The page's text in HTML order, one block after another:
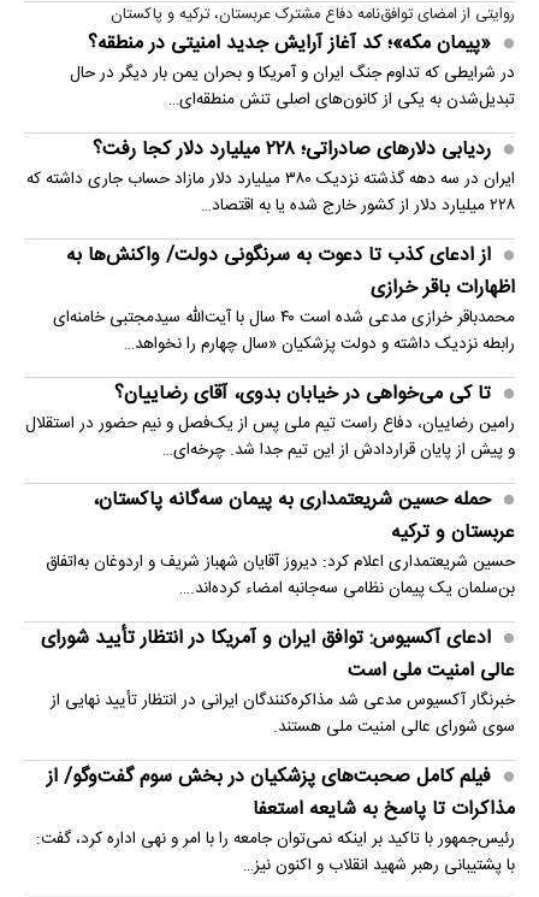
روایتی از امضای توافق‌نامه دفاع مشترک عربستان، ترکیه و پاکستان
«پیمان مکه»؛ کد آغاز آرایش جدید امنیتی در منطقه؟
در شرایطی که تداوم جنگ ایران و آمریکا و بحران یمن بار دیگر در حال
تبدیل‌شدن به یکی از کانون‌های اصلی تنش منطقه‌ای…
ردیابی دلارهای صادراتی؛ ۲۲۸ میلیارد دلار کجا رفت؟
ایران در سه دهه گذشته نزدیک ۳۸۰ میلیارد دلار مازاد حساب جاری داشته که
۲۲۸ میلیارد دلار از کشور خارج شده یا به اقتصاد…
از ادعای کذب تا دعوت به سرنگونی دولت/ واکنش‌ها به
اظهارات باقر خرازی‌
محمدباقر خرازی مدعی شده است ۴۰ سال با آیت‌الله سیدمجتبی خامنه‌ای
رابطه نزدیک داشته و دولت پزشکیان «سال چهارم را نخواهد…
تا کی می‌خواهی در خیابان بدوی، آقای رضاییان؟
رامین رضاییان، دفاع راست تیم ملی پس از یک‌فصل و نیم حضور در استقلال
و پیش از پایان قراردادش از این تیم جدا شد. چرخه‌ای…
حمله حسین شریعتمداری به پیمان سه‌گانه پاکستان،
عربستان و ترکیه
حسین شریعتمداری اعلام کرد: دیروز آقایان شهباز شریف و اردوغان به‌اتفاق
بن‌سلمان یک پیمان نظامی سه‌جانبه امضاء کرده‌اند.…
ادعای آکسیوس: توافق ایران و آمریکا در انتظار تأیید شورای
عالی امنیت ملی است
خبرنگار آکسیوس مدعی شد مذاکره‌کنندگان ایرانی در انتظار تأیید نهایی از
سوی شورای عالی امنیت ملی هستند.
فیلم کامل صحبت‌های پزشکیان در بخش سوم گفت‌وگو/ از
مذاکرات تا پاسخ به شایعه استعفا
رئیس‌جمهور با تاکید بر اینکه نمی‌توان جامعه را با امر و نهی اداره کرد، گفت:
با پشتیبانی رهبر شهید انقلاب و اکنون نیز…